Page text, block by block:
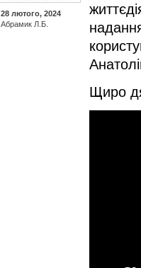
28 лютого, 2024
Абрамик Л.Б.
Щиро